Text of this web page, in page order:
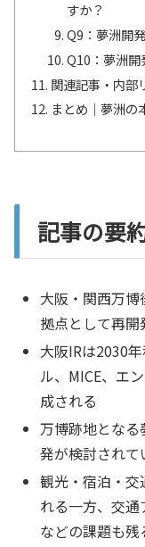
すか？
Q9：夢洲開
Q10：夢洲開
関連記事・内部
まとめ｜夢洲の
記事の要
大阪・関西万
拠点として再
大阪IRは2030
ル、MICE、エ
成される
万博跡地とな
発が検討されて
観光・宿泊・
れる一方、交
などの課題も残